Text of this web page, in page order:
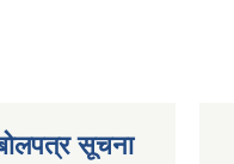
सूचना